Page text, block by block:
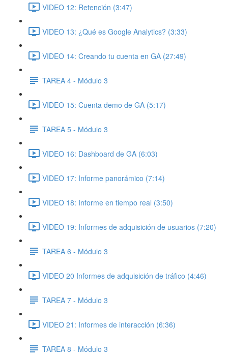
VIDEO 12: Retención (3:47)
VIDEO 13: ¿Qué es Google Analytics? (3:33)
VIDEO 14: Creando tu cuenta en GA (27:49)
TAREA 4 - Módulo 3
VIDEO 15: Cuenta demo de GA (5:17)
TAREA 5 - Módulo 3
VIDEO 16: Dashboard de GA (6:03)
VIDEO 17: Informe panorámico (7:14)
VIDEO 18: Informe en tiempo real (3:50)
VIDEO 19: Informes de adquisición de usuarios (7:20)
TAREA 6 - Módulo 3
VIDEO 20 Informes de adquisición de tráfico (4:46)
TAREA 7 - Módulo 3
VIDEO 21: Informes de interacción (6:36)
TAREA 8 - Módulo 3